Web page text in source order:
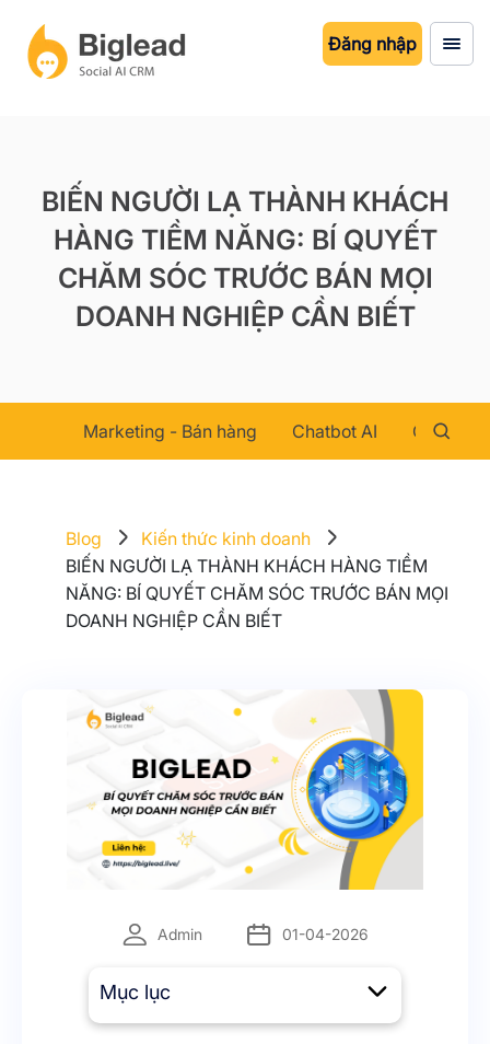
Đăng nhập
BIẾN NGƯỜI LẠ THÀNH KHÁCH
HÀNG TIỀM NĂNG: BÍ QUYẾT
CHĂM SÓC TRƯỚC BÁN MỌI
DOANH NGHIỆP CẦN BIẾT
Marketing - Bán hàng Chatbot AI Chăm
Blog
Kiến thức kinh doanh
BIẾN NGƯỜI LẠ THÀNH KHÁCH HÀNG TIỀM
NĂNG: BÍ QUYẾT CHĂM SÓC TRƯỚC BÁN MỌI
DOANH NGHIỆP CẦN BIẾT
Admin 01-04-2026
Mục lục